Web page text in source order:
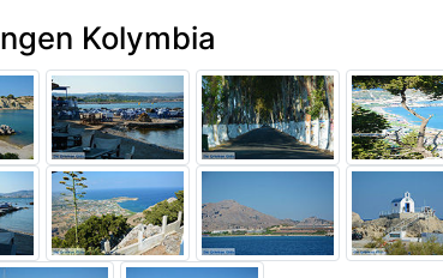
Kolymbia